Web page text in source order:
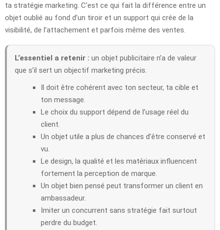
ta stratégie marketing. C’est ce qui fait la différence entre un
objet oublié au fond d’un tiroir et un support qui crée de la
visibilité, de l’attachement et parfois même des ventes.
L’essentiel a retenir : un objet publicitaire n’a de valeur
que s’il sert un objectif marketing précis.
Il doit être cohérent avec ton secteur, ta cible et
ton message.
Le choix du support dépend de l’usage réel du
client.
Un objet utile a plus de chances d’être conservé et
vu.
Le design, la qualité et les matériaux influencent
fortement la perception de marque.
Un objet bien pensé peut transformer un client en
ambassadeur.
Imiter un concurrent sans stratégie fait surtout
perdre du budget.